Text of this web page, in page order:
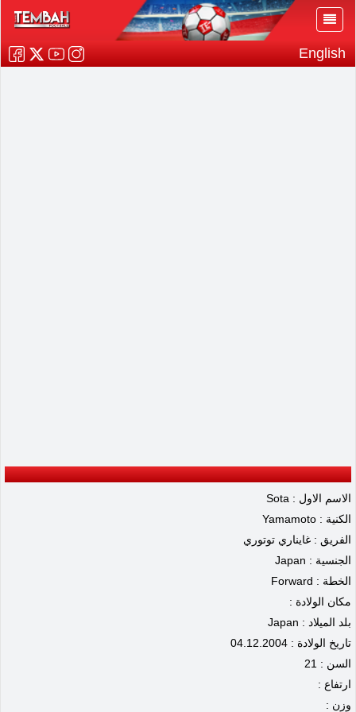
English
الاسم الاول : Sota
الكنية : Yamamoto
الفريق : غايناري توتوري
الجنسية : Japan
الخطة : Forward
مكان الولادة :
بلد الميلاد : Japan
تاريخ الولادة : 04.12.2004
السن : 21
ارتفاع :
وزن :